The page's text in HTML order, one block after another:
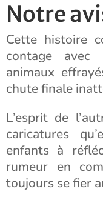
Notre
Cette histoire
contage avec
animaux
chute finale
L’esprit de
caricatures
enfants à
rumeur en
toujours se fier